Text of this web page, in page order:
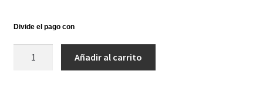
Añadir al carrito